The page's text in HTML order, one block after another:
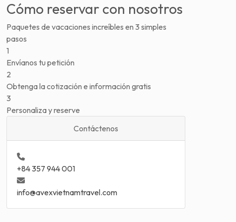
Cómo reservar con nosotros
Paquetes de vacaciones increíbles en 3 simples
pasos
1
Envíanos tu petición
2
Obtenga la cotización e información gratis
3
Personaliza y reserve
Contáctenos
+84 357 944 001
info@avexvietnamtravel.com